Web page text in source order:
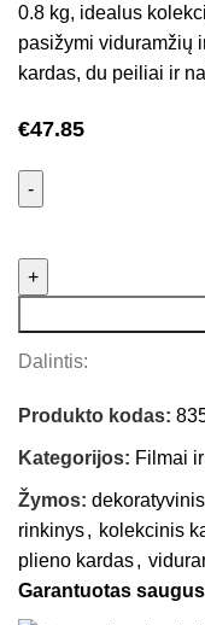
0.8 kg, idealus
pasižymi viduramžių
kardas, du peiliai ir
€47.85
Dalintis:
Produkto kodas:
Kategorijos: Filmai
Žymos:
rinkinys, kolekcinis
plieno kardas,
Garantuotas